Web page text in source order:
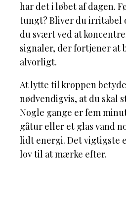
har det i løbet af dagen.
tungt? Bliver du irritabel
du svært ved at
signaler, der fortjener at
alvorligt.
At lytte til kroppen
nødvendigvis, at du skal
Nogle gange er fem
gåtur eller et glas vand
lidt energi. Det vigtigste
lov til at mærke efter.